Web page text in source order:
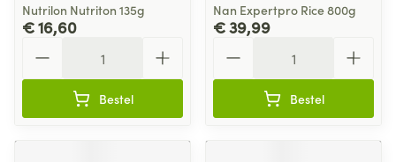
Nutrilon Nutriton 135g
€ 16,60
Bestel
Nan Expertpro Rice 800g
€ 39,99
Bestel